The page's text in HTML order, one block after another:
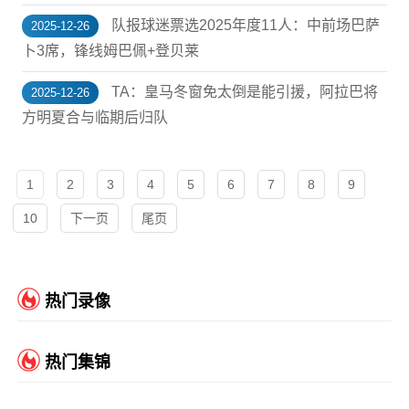
2025-12-26
队报球迷票选2025年度11人：中前场巴萨
卜3席，锋线姆巴佩+登贝莱
2025-12-26
TA：皇马冬窗免太倒是能引援，阿拉巴将
方明夏合与临期后归队
1 2 3 4 5 6 7 8 9
10 下一页 尾页
热门录像
热门集锦